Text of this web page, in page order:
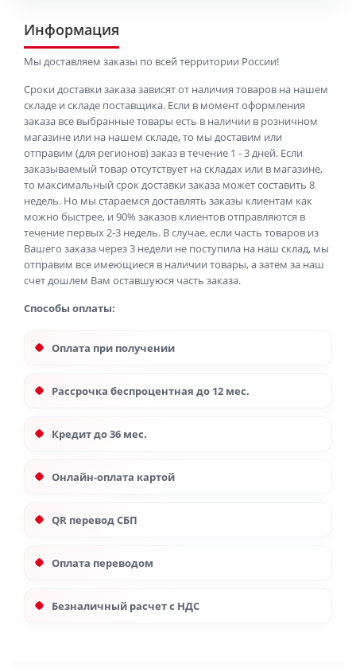
Информация
Мы доставляем заказы по всей территории России!
Сроки доставки заказа зависят от наличия товаров на нашем
складе и складе поставщика. Если в момент оформления
заказа все выбранные товары есть в наличии в розничном
магазине или на нашем складе, то мы доставим или
отправим (для регионов) заказ в течение 1 - 3 дней. Если
заказываемый товар отсутствует на складах или в магазине,
то максимальный срок доставки заказа может составить 8
недель. Но мы стараемся доставлять заказы клиентам как
можно быстрее, и 90% заказов клиентов отправляются в
течение первых 2-3 недель. В случае, если часть товаров из
Вашего заказа через 3 недели не поступила на наш склад, мы
отправим все имеющиеся в наличии товары, а затем за наш
счет дошлем Вам оставшуюся часть заказа.
Способы оплаты:
Оплата при получении
Рассрочка беспроцентная до 12 мес.
Кредит до 36 мес.
Онлайн-оплата картой
QR перевод СБП
Оплата переводом
Безналичный расчет с НДС